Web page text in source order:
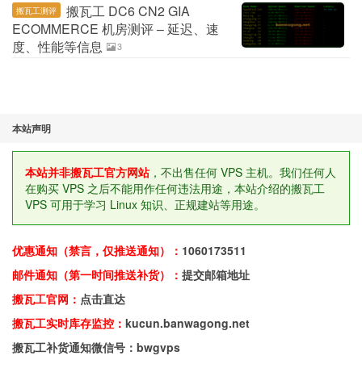
搬瓦工测评
搬瓦工 DC6 CN2 GIA
ECOMMERCE 机房测评 – 延迟、速
度、性能等信息
3
本站声明
本站并非搬瓦工官方网站，不出售任何 VPS 主机。我们任何人
在购买 VPS 之后不能用作任何违法用途，本站介绍的搬瓦工
VPS 可用于学习 Linux 知识、正规建站等用途。
优惠通知（禁言，仅推送通知）： 1060173511
邮件通知（第一时间推送补货）： 提交邮箱地址
搬瓦工官网： 点击直达
搬瓦工实时库存监控： kucun.banwagong.net
搬瓦工补货通知微信号：bwgvps